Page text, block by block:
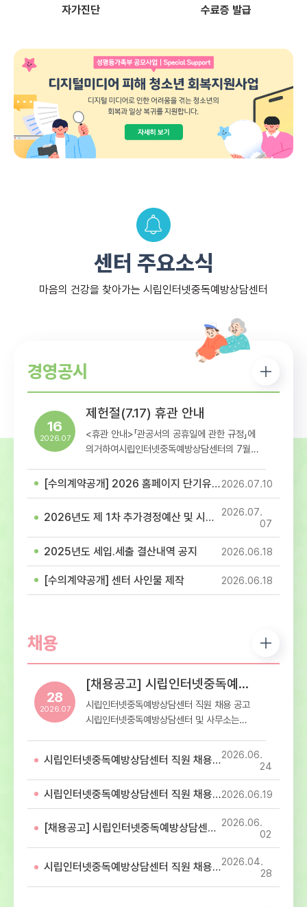
자가진단 수료증 발급
센터 주요소식
마음의 건강을 찾아가는 시립인터넷중독예방상담센터
경영공시
16
2026.07
제헌절(7.17) 휴관 안내
<휴관 안내>「관공서의 공휴일에 관한 규정」에
의거하여시립인터넷중독예방상담센터의 7월
참고하셔서 이용에 착오 없으시길 바랍니다.-
10
2026.07
[수의계약공개] 2026 홈페이지 단기유지보수 용역(홈페이지 이관 및 개발 작업) 계약
07
2026.07
2026년도 제 1차 추가경정예산 및 시설이용료 고시
18
2026.06
2025년도 세입.세출 결산내역 공지
18
2026.06
[수의계약공개] 센터 사인물 제작
채용
28
2026.07
[채용공고] 시립인터넷중독예방상담센터 직원 채용 공고
시립인터넷중독예방상담센터 직원 채용 공고
시립인터넷중독예방상담센터 및 사무소는
서울특별시로부터 위탁받아 운영하는 청소년
디지털미디어 중독 예방상담 전문기관입니다.
아동・청소년의 디지털미디어 중독 예방 및
해소를 위해 함께 할 유능한 인재를 모집하오니
많은 지원 바랍니다. 1. 응시분야 및 응시자격 -
첨부파일 직원 채용 공고문 참조2. 전형방법 및
첨부되어진 양식에 기입하여 제출 서류전형 및
서류심사 합격자 발표 – 2026년 8월 14일
24
2026.06
시립인터넷중독예방상담센터 직원 채용 최종합격자 공고
19
2026.06
시립인터넷중독예방상담센터 직원 채용 서류심사 합격자 공고
02
2026.06
[채용공고] 시립인터넷중독예방상담센터 직원 채용 공고
28
2026.04
시립인터넷중독예방상담센터 직원 채용 최종합격자 공고